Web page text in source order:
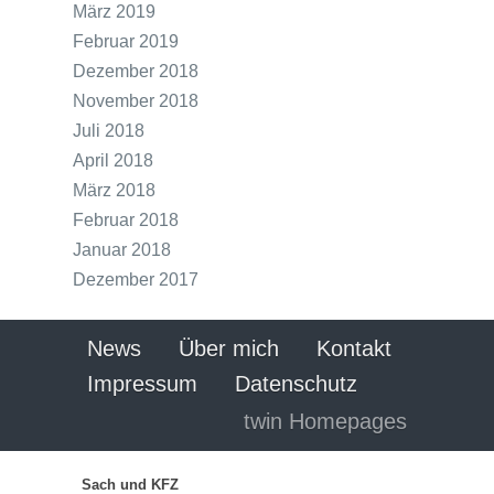
März 2019
Februar 2019
Dezember 2018
November 2018
Juli 2018
April 2018
März 2018
Februar 2018
Januar 2018
Dezember 2017
News Über mich
Kontakt
Impressum
Datenschutz
twin Homepages
Sach und KFZ